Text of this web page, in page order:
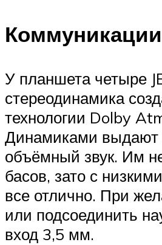
Коммуникации
У планшета четыре
стереодинамика
технологии Dolby
Динамиками выдают
объёмный звук. Им
басов, зато с
все отлично. При
или подсоединить
вход 3,5 мм.